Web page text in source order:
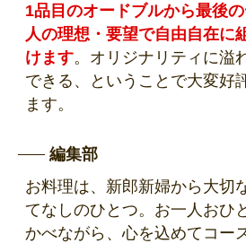
1品目のオードブルから最後
人の理想・要望で自由自在に
けます。オリジナリティに溢
できる、ということで大変好
ます。
編集部
お料理は、新郎新婦から大切
てなしのひとつ。お一人おひ
かべながら、心を込めてコー